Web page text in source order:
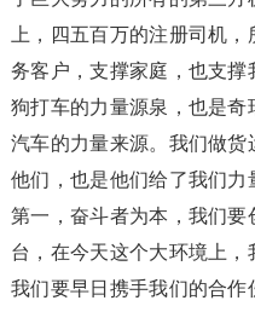
上，四五百万的注册司机
务客户，支撑家庭，也支
狗打车的力量源泉，也是
汽车的力量来源。我们做
他们，也是他们给了我们
第一，奋斗者为本，我们
台，在今天这个大环境上
我们要早日携手我们的合